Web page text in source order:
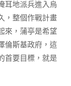
耳地派兵進入烏
，整個作戰計畫
來，蒲亭是希望
倫斯基政府，這
首要目標，就是